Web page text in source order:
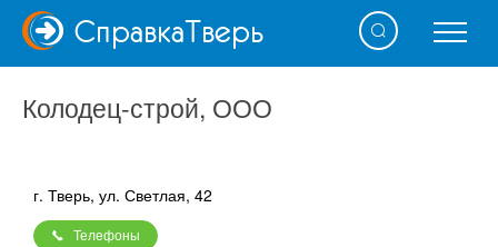
СправкаТверь
Колодец-строй, ООО
г. Тверь, ул. Светлая, 42
Телефоны